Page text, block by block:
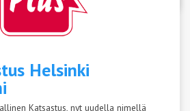
Helsinki
Katsastus, nyt uudella nimellä